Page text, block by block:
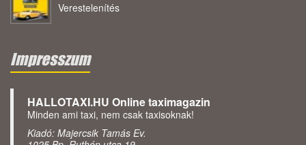
Verestelenítés
Impresszum
HALLOTAXI.HU Online taximagazin
Minden ami taxi, nem csak taxisoknak!
Kiadó: Majercsik Tamás Ev.